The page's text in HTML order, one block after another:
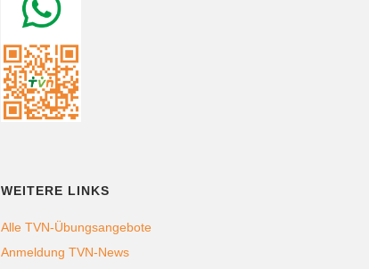
WEITERE LINKS
Alle TVN-Übungsangebote
Anmeldung TVN-News